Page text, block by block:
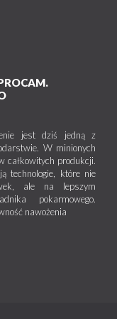
jest dziś jedną z
W minionych
całkowitych produkcji.
technologie, które nie
ale na lepszym
pokarmowego.
nawożenia